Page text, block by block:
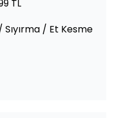
TL
/ Et Kesme